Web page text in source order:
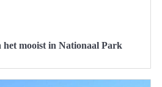
het mooist in Nationaal Park